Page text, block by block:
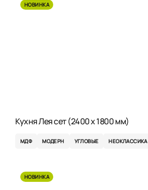
НОВИНКА
Кухня Лея сет (2400 x 1800 мм)
МДФ МОДЕРН УГЛОВЫЕ НЕОКЛАССИКА
НОВИНКА